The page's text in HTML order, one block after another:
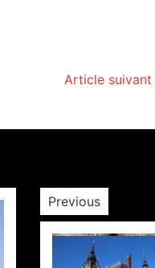
Article suivant
Previous